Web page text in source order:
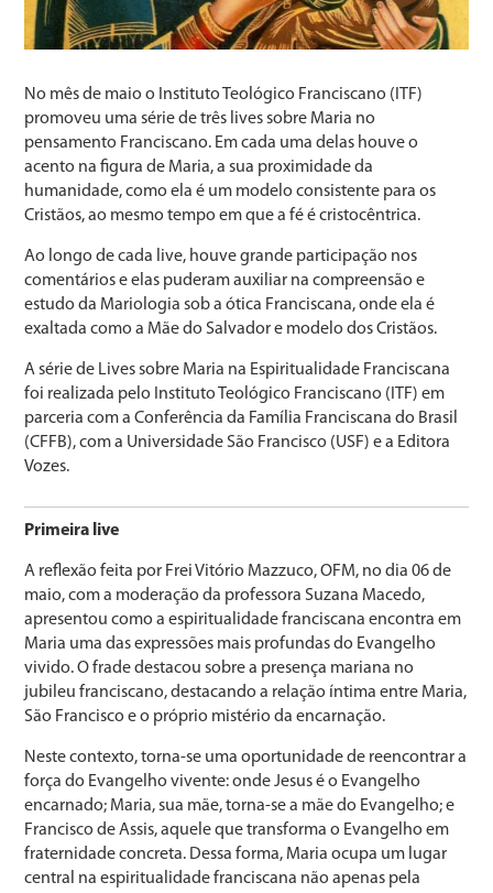
No mês de maio o Instituto Teológico Franciscano (ITF)
promoveu uma série de três lives sobre Maria no
pensamento Franciscano. Em cada uma delas houve o
acento na figura de Maria, a sua proximidade da
humanidade, como ela é um modelo consistente para os
Cristãos, ao mesmo tempo em que a fé é cristocêntrica.
Ao longo de cada live, houve grande participação nos
comentários e elas puderam auxiliar na compreensão e
estudo da Mariologia sob a ótica Franciscana, onde ela é
exaltada como a Mãe do Salvador e modelo dos Cristãos.
A série de Lives sobre Maria na Espiritualidade Franciscana
foi realizada pelo Instituto Teológico Franciscano (ITF) em
parceria com a Conferência da Família Franciscana do Brasil
(CFFB), com a Universidade São Francisco (USF) e a Editora
Vozes.
Primeira live
A reflexão feita por Frei Vitório Mazzuco, OFM, no dia 06 de
maio, com a moderação da professora Suzana Macedo,
apresentou como a espiritualidade franciscana encontra em
Maria uma das expressões mais profundas do Evangelho
vivido. O frade destacou sobre a presença mariana no
jubileu franciscano, destacando a relação íntima entre Maria,
São Francisco e o próprio mistério da encarnação.
Neste contexto, torna-se uma oportunidade de reencontrar a
força do Evangelho vivente: onde Jesus é o Evangelho
encarnado; Maria, sua mãe, torna-se a mãe do Evangelho; e
Francisco de Assis, aquele que transforma o Evangelho em
fraternidade concreta. Dessa forma, Maria ocupa um lugar
central na espiritualidade franciscana não apenas pela